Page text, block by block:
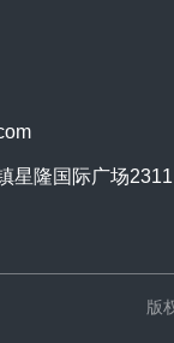
星隆国际广场2311
版